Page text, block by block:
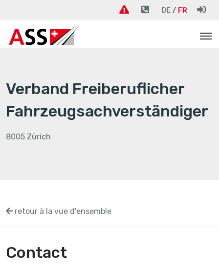
DE FR
Verband Freiberuflicher
Fahrzeugsachverständiger
8005 Zürich
retour à la vue d'ensemble
Contact